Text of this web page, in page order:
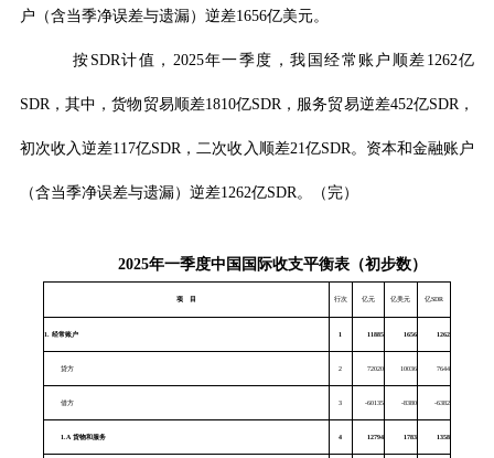
户（含当季净误差与遗漏）逆差1656亿美元。
按 SDR计值， 2025年一季度，我国经常账户顺差 1262亿
SDR ，其中，货物贸易顺差1810亿SDR ，服务贸易逆差452亿SDR ，
初次收入逆差117亿SDR ，二次收入顺差21 亿SDR 。资本和金融账户
（含当季净误差与遗漏）逆差1262亿SDR 。（完）
2025年一季度中国国际收支平衡表（初步数）
项 目 行次 亿元 亿美元 亿SDR
1.经常账户 1 11885 1656 1262
贷方 2 72020 10036 7644
借方 3 -60135 -8380 -6382
1.A货物和服务 4 12794 1783 1358